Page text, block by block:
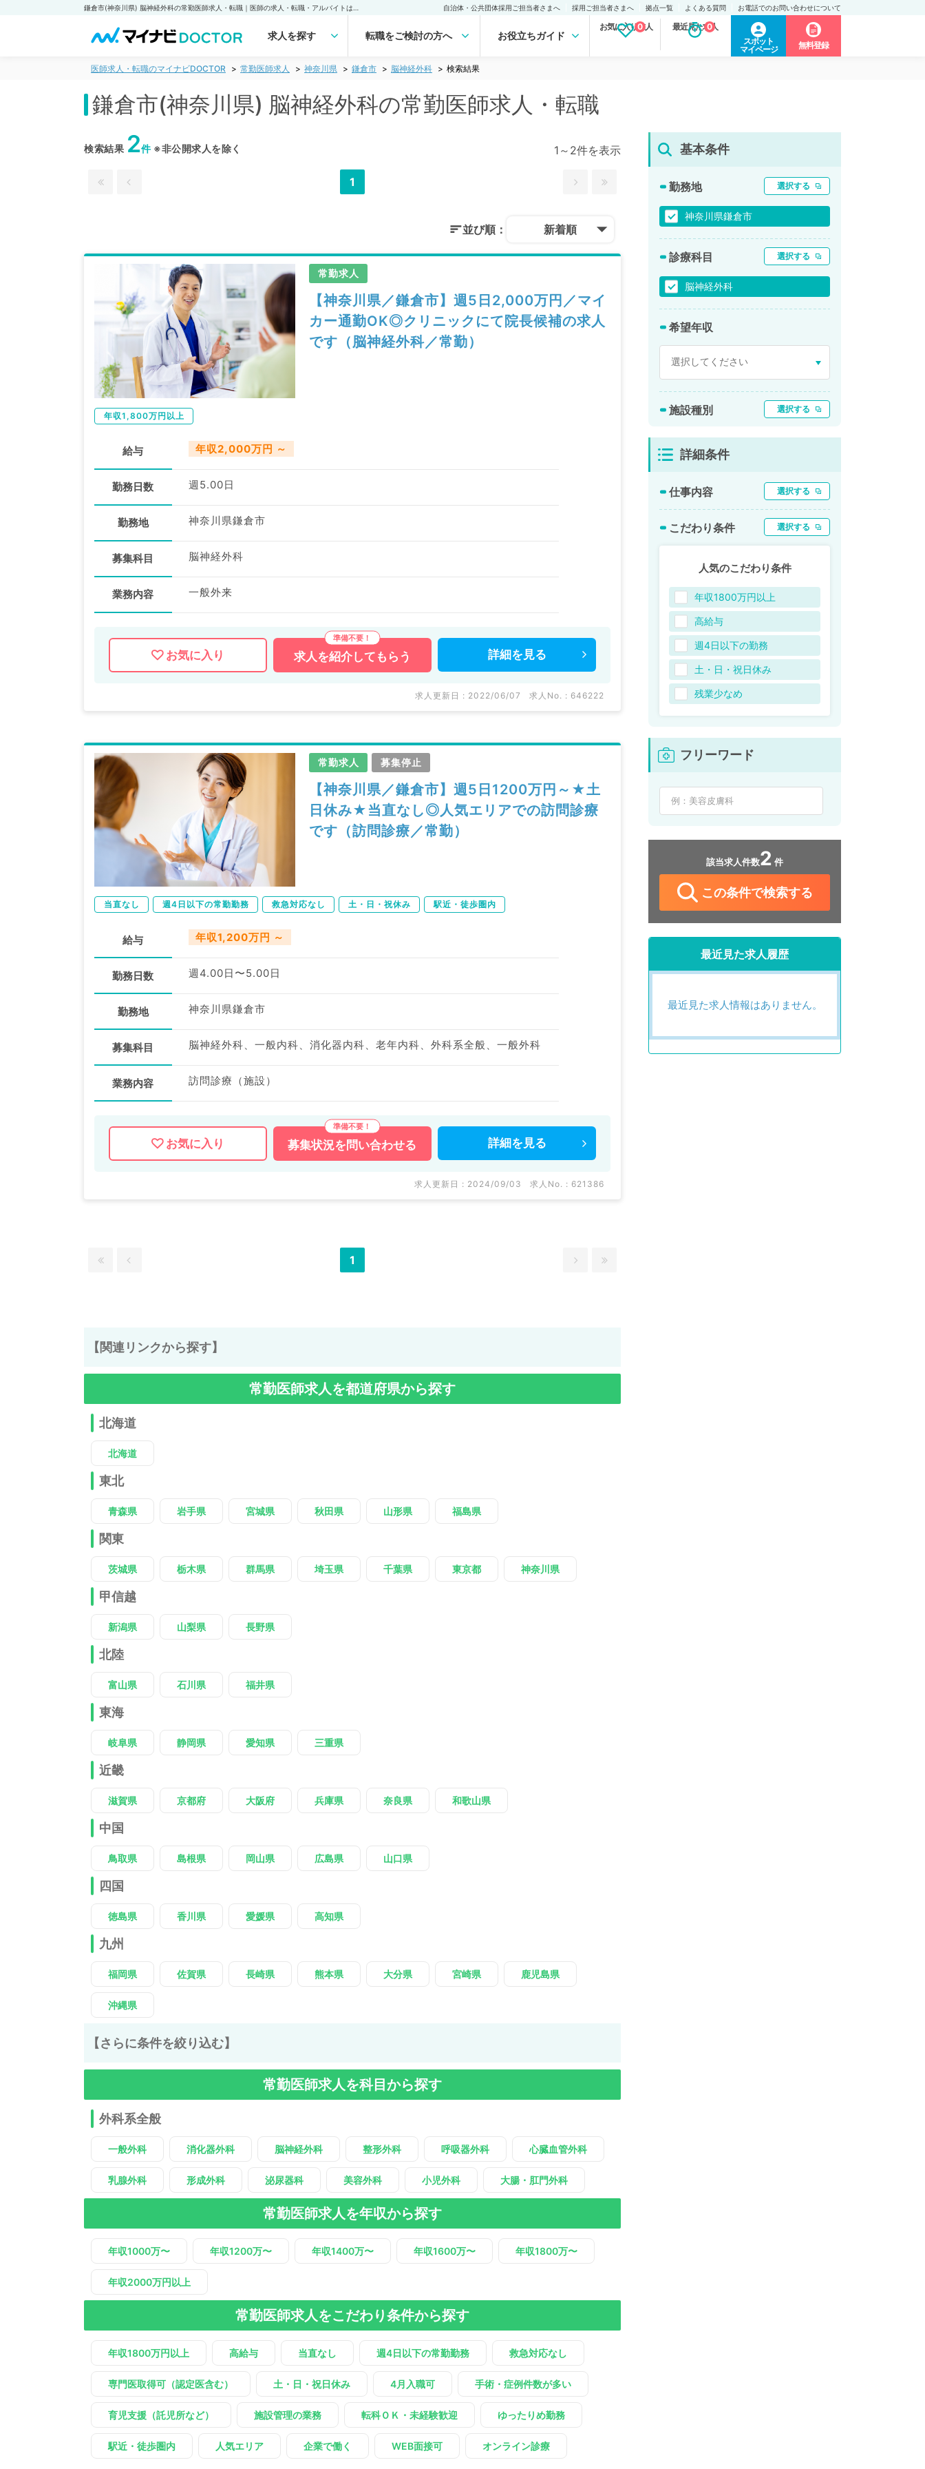
自治体・公共団体採用ご担当者さまへ 採用ご担当者さまへ 拠点一覧 よくある質問 お電話でのお問い合わせについて
求人を探す 転職をご検討の方へ お役立ちガイド
お気に入り求人
0 最近見た求人
0
スポット
マイページ
無料登録
医師求人・転職のマイナビDOCTOR 常勤医師求人 神奈川県 鎌倉市 脳神経外科 検索結果
鎌倉市(神奈川県) 脳神経外科の常勤医師求人・転職
検索結果 2件※非公開求人を除く 1～2件を表示
1
並び順： 新着順
常勤求人
【神奈川県／鎌倉市】週5日2,000万円／マイ
カー通勤OK◎クリニックにて院長候補の求人
です（脳神経外科／常勤）
年収1,800万円以上
給与 年収2,000万円 ～
勤務日数 週5.00日
勤務地 神奈川県鎌倉市
募集科目 脳神経外科
業務内容 一般外来
お気に入り 求人を紹介してもらう 詳細を 見る
求人更新日 : 2022/06/07 求人No. : 646222
常勤求人 募集停止
【神奈川県／鎌倉市】週5日1200万円～★土
日休み★当直なし◎人気エリアでの訪問診療
です（訪問診療／常勤）
当直なし 週4日以下の常勤勤務 救急対応なし 土・日・祝休み 駅近・徒歩圏内
給与 年収1,200万円 ～
勤務日数 週4.00日〜5.00日
勤務地 神奈川県鎌倉市
募集科目 脳神経外科、一般内科、消化器内科、老年内科、外科系全般、一般外科
業務内容 訪問診療（施設）
お気に入り 募集状況を 問い合わせる 詳細を 見る
求人更新日 : 2024/09/03 求人No. : 621386
1
【関連リンクから探す】
常勤医師求人を都道府県から探す
北海道
北海道
東北
青森県 岩手県 宮城県 秋田県 山形県 福島県
関東
茨城県 栃木県 群馬県 埼玉県 千葉県 東京都 神奈川県
甲信越
新潟県 山梨県 長野県
北陸
富山県 石川県 福井県
東海
岐阜県 静岡県 愛知県 三重県
近畿
滋賀県 京都府 大阪府 兵庫県 奈良県 和歌山県
中国
鳥取県 島根県 岡山県 広島県 山口県
四国
徳島県 香川県 愛媛県 高知県
九州
福岡県 佐賀県 長崎県 熊本県 大分県 宮崎県 鹿児島県
沖縄県
【さらに条件を絞り込む】
常勤医師求人を科目から探す
外科系全般
一般外科 消化器外科 脳神経外科 整形外科 呼吸器外科 心臓血管外科
乳腺外科 形成外科 泌尿器科 美容外科 小児外科 大腸・肛門外科
常勤医師求人を年収から探す
年収1000万〜 年収1200万〜 年収1400万〜 年収1600万〜 年収1800万〜
年収2000万円以上
常勤医師求人をこだわり条件から探す
年収1800万円以上 高給与 当直なし 週4日以下の常勤勤務 救急対応なし
専門医取得可（認定医含む） 土・日・祝日休み 4月入職可 手術・症例件数が多い
育児支援（託児所など） 施設管理の業務 転科ＯＫ・未経験歓迎 ゆったりめ勤務
駅近・徒歩圏内 人気エリア 企業で働く WEB面接可 オンライン診療
基本条件
勤務地 選択する
神奈川県鎌倉市
診療科目 選択する
脳神経外科
希望年収
施設種別 選択する
詳細条件
仕事内容 選択する
こだわり条件 選択する
人気のこだわり条件
年収1800万円以上
高給与
週4日以下の勤務
土・日・祝日休み
残業少なめ
フリーワード
該当求人件数2 件
この条件で検索する
最近見た求人履歴
最近見た求人情報はありません。